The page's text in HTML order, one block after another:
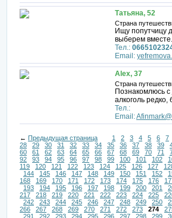
Татьяна, 52
Страна
Ищу попутчицу
выберем
Тел.:
Email:
Alex, 37
Страна
Познакомлюсь
алкоголь
Тел.:
Email:
← Предыдущая страница 1 2 3 4 5 6 7
28
29 30 31 32 33 34 35 36 37 38 39
60
61 62 63 64 65 66 67 68 69 70 71
92
93 94 95 96 97 98 99 100 101 102
119
120 121 122 123 124 125 126 127
144
145 146 147 148 149 150 151 152
168
169 170 171 172 173 174 175 176
193
194 195 196 197 198 199 200 201
217
218 219 220 221 222 223 224 225
242
243 244 245 246 247 248 249 250
266
267 268 269 270 271 272 273 274
291
292 293 294 295 296 297 298 299